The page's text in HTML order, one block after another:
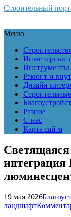
Строительный
Меню
Инженерные
Инструменты
Ремонт и
Дизайн
Разное
О нас
Карта сайта
Светящаяся
интеграция
19 мая 2026
ландшафт